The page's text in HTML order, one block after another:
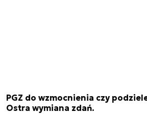
PGZ do wzmocnienia czy
Ostra wymiana zdań.